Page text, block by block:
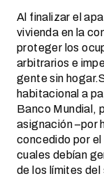
Al finalizar el
vivienda en la
proteger los
arbitrarios e
gente sin
habitacional a
Banco Mundial,
asignación –por
concedido por
cuales debían
de los límites